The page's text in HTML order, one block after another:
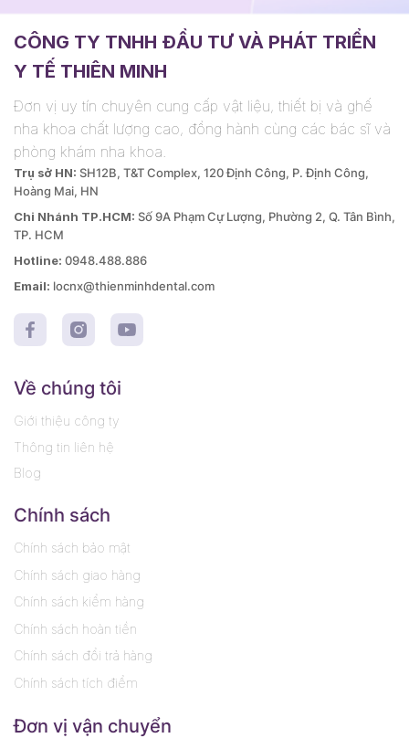
CÔNG TY TNHH ĐẦU TƯ VÀ PHÁT TRIỂN
Y TẾ THIÊN MINH
Đơn vị uy tín chuyên cung cấp vật liệu, thiết bị và ghế
nha khoa chất lượng cao, đồng hành cùng các bác sĩ và
phòng khám nha khoa.
Trụ sở HN: SH12B, T&T Complex, 120 Định Công, P. Định Công,
Hoàng Mai, HN
Chi Nhánh TP.HCM: Số 9A Phạm Cự Lượng, Phường 2, Q. Tân Bình,
TP. HCM
Hotline: 0948.488.886
Email: locnx@thienminhdental.com
Về chúng tôi
Giới thiệu công ty
Thông tin liên hệ
Blog
Chính sách
Chính sách bảo mật
Chính sách giao hàng
Chính sách kiểm hàng
Chính sách hoàn tiền
Chính sách đổi trả hàng
Chính sách tích điểm
Đơn vị vận chuyển